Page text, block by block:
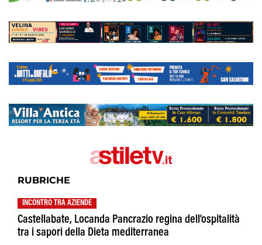
RUBRICHE
INCONTRO TRA AZIENDE
Castellabate, Locanda Pancrazio regina dell'ospitalità
tra i sapori della Dieta mediterranea